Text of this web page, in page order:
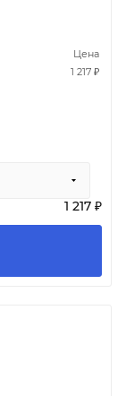
Цена
1 217 ₽
1 217 ₽